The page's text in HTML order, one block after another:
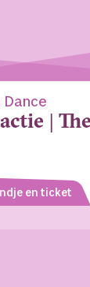
|
en ticket